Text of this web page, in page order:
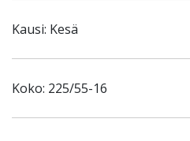
Kausi: Kesä
Koko: 225/55-16